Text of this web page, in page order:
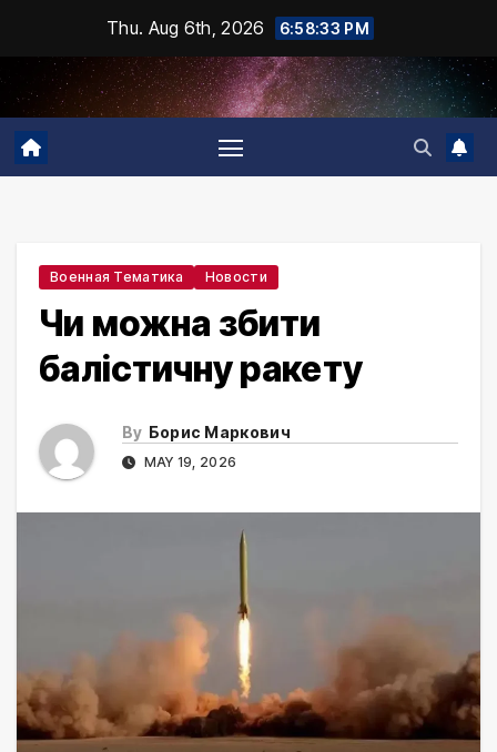
content
Thu. Aug 6th, 2026 6:58:34 PM
Военная Тематика Новости
Чи можна збити
балістичну ракету
By Борис Маркович
MAY 19, 2026